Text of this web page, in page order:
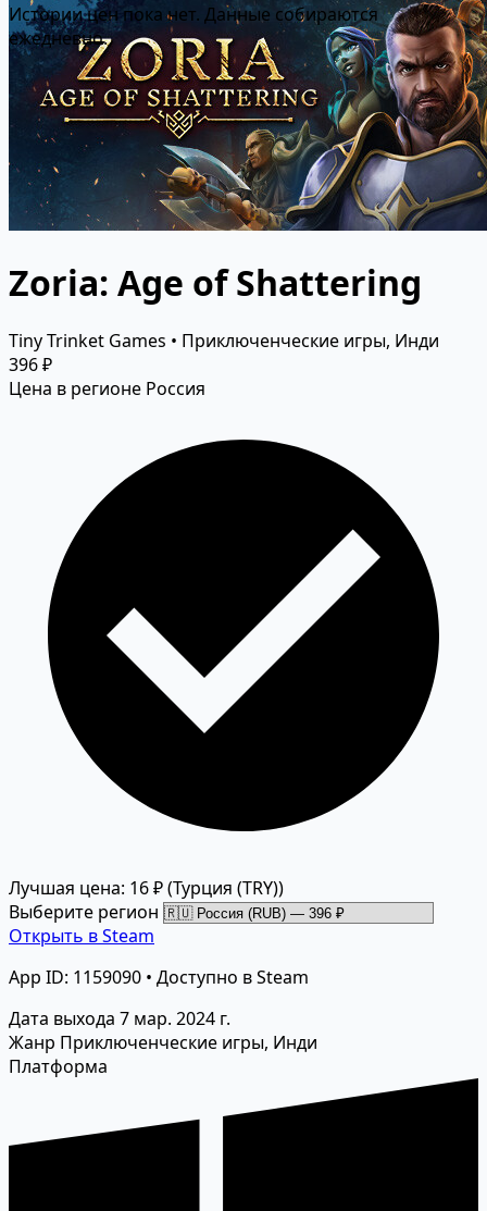
Истории цен пока нет. Данные собираются
ежедневно.
Zoria: Age of Shattering
Tiny Trinket Games • Приключенческие игры, Инди
396 ₽
Цена в регионе Россия
Лучшая цена: 16 ₽(Турция (TRY))
Выберите регион
Открыть в Steam
App ID: 1159090 • Доступно в Steam
Дата выхода 7 мар. 2024 г.
Жанр Приключенческие игры, Инди
Платформа